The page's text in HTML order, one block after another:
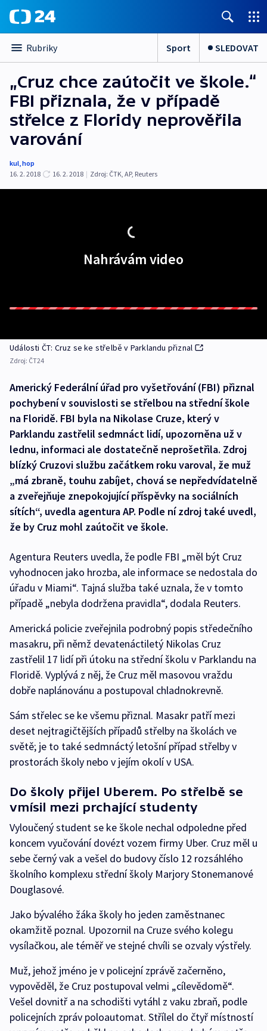
Rubriky Sport SLEDOVAT
„Cruz chce zaútočit ve škole.“
FBI přiznala, že v případě
střelce z Floridy neprověřila
varování
kul,hop
16. 2. 2018
16. 2. 2018 | Zdroj: ČTK, AP, Reuters
Nahrávám video
Události ČT: Cruz se ke střelbě v Parklandu přiznal
Zdroj: ČT24
Americký Federální úřad pro vyšetřování (FBI) přiznal
pochybení v souvislosti se střelbou na střední škole
na Floridě. FBI byla na Nikolase Cruze, který v
Parklandu zastřelil sedmnáct lidí, upozorněna už v
lednu, informaci ale dostatečně neprošetřila. Zdroj
blízký Cruzovi službu začátkem roku varoval, že muž
„má zbraně, touhu zabíjet, chová se nepředvídatelně
a zveřejňuje znepokojující příspěvky na sociálních
sítích“, uvedla agentura AP. Podle ní zdroj také uvedl,
že by Cruz mohl zaútočit ve škole.
Agentura Reuters uvedla, že podle FBI „měl být Cruz
vyhodnocen jako hrozba, ale informace se nedostala do
úřadu v Miami“. Tajná služba také uznala, že v tomto
případě „nebyla dodržena pravidla“, dodala Reuters.
Americká policie zveřejnila podrobný popis středečního
masakru, při němž devatenáctiletý Nikolas Cruz
zastřelil 17 lidí při útoku na střední školu v Parklandu na
Floridě. Vyplývá z něj, že Cruz měl masovou vraždu
dobře naplánovánu a postupoval chladnokrevně.
Sám střelec se ke všemu přiznal. Masakr patří mezi
deset nejtragičtějších případů střelby na školách ve
světě; je to také sedmnáctý letošní případ střelby v
prostorách školy nebo v jejím okolí v USA.
Do školy přijel Uberem. Po střelbě se
vmísil mezi prchající studenty
Vyloučený student se ke škole nechal odpoledne před
koncem vyučování dovézt vozem firmy Uber. Cruz měl u
sebe černý vak a vešel do budovy číslo 12 rozsáhlého
školního komplexu střední školy Marjory Stonemanové
Douglasové.
Jako bývalého žáka školy ho jeden zaměstnanec
okamžitě poznal. Upozornil na Cruze svého kolegu
vysílačkou, ale téměř ve stejné chvíli se ozvaly výstřely.
Muž, jehož jméno je v policejní zprávě začerněno,
vypověděl, že Cruz postupoval velmi „cílevědomě“.
Vešel dovnitř a na schodišti vytáhl z vaku zbraň, podle
policejních zpráv poloautomat. Střílel do čtyř místností